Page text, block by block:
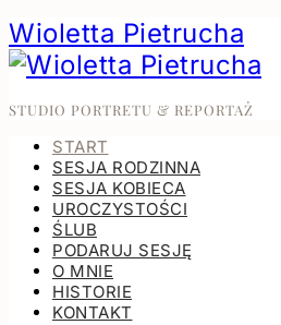
Wioletta Pietrucha
STUDIO PORTRETU & REPORTAŻ
START
SESJA RODZINNA
SESJA KOBIECA
UROCZYSTOŚCI
ŚLUB
PODARUJ SESJĘ
O MNIE
HISTORIE
KONTAKT